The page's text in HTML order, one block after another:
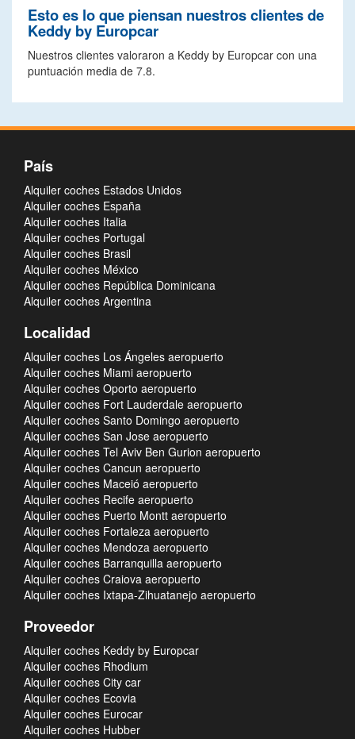
Esto es lo que piensan nuestros clientes de
Keddy by Europcar
Nuestros clientes valoraron a Keddy by Europcar con una
puntuación media de 7.8.
País
Alquiler coches Estados Unidos
Alquiler coches España
Alquiler coches Italia
Alquiler coches Portugal
Alquiler coches Brasil
Alquiler coches México
Alquiler coches República Dominicana
Alquiler coches Argentina
Localidad
Alquiler coches Los Ángeles aeropuerto
Alquiler coches Miami aeropuerto
Alquiler coches Oporto aeropuerto
Alquiler coches Fort Lauderdale aeropuerto
Alquiler coches Santo Domingo aeropuerto
Alquiler coches San Jose aeropuerto
Alquiler coches Tel Aviv Ben Gurion aeropuerto
Alquiler coches Cancun aeropuerto
Alquiler coches Maceió aeropuerto
Alquiler coches Recife aeropuerto
Alquiler coches Puerto Montt aeropuerto
Alquiler coches Fortaleza aeropuerto
Alquiler coches Mendoza aeropuerto
Alquiler coches Barranquilla aeropuerto
Alquiler coches Craiova aeropuerto
Alquiler coches Ixtapa-Zihuatanejo aeropuerto
Proveedor
Alquiler coches Keddy by Europcar
Alquiler coches Rhodium
Alquiler coches City car
Alquiler coches Ecovia
Alquiler coches Eurocar
Alquiler coches Hubber